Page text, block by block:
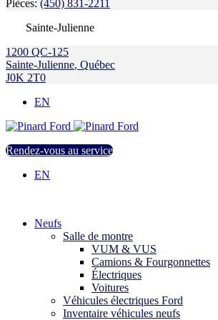
Pièces: (450) 831-2211
Sainte-Julienne
1200 QC-125
Sainte-Julienne, Québec
J0K 2T0
EN
Rendez-vous au service
EN
Neufs
Salle de montre
VUM & VUS
Camions & Fourgonnettes
Électriques
Voitures
Véhicules électriques Ford
Inventaire véhicules neufs